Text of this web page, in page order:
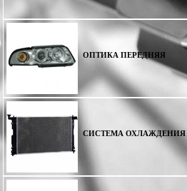
ОПТИКА ПЕРЕДНЯЯ
СИСТЕМА ОХЛАЖДЕНИЯ